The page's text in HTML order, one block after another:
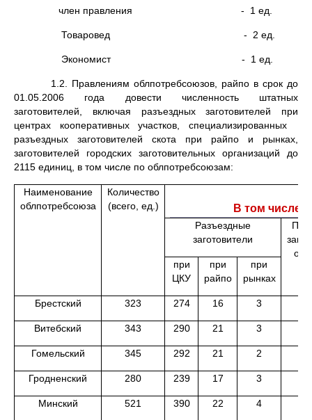
член правления - 1 ед.
Товаровед - 2 ед.
Экономист - 1 ед.
1.2. Правлениям облпотребсоюзов, райпо в срок до
01.05.2006 года довести численность штатных
заготовителей, включая разъездных заготовителей при
центрах кооперативных участков, специализированных
разъездных заготовителей скота при райпо и рынках,
заготовителей городских заготовительных организаций до
2115 единиц, в том числе по облпотребсоюзам:
Наименование
облпотребсоюза
Количество
(всего, ед.)
В том числе
Разъездные
заготовители
При
при
ЦКУ
при
райпо
при
рынках
Брестский 323 274 16 3
Витебский 343 290 21 3
Гомельский 345 292 21 2
Гродненский 280 239 17 3
Минский 521 390 22 4